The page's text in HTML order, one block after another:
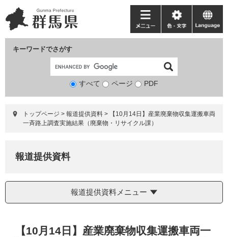
ー
ジ
ニ
ュ
て
キーワードでさがす
検
象
すべて ページ PDF
メ
ニ
ー
色・
文
language
トップページ > 報道提供資料 >
【10月14日】産業廃棄物収集運搬車両
一斉路上調査実施結果（廃棄物・リサイクル課）
報道提供資料
報道提供資料メニュー
【10月14日】産業廃棄物収集運搬車両一